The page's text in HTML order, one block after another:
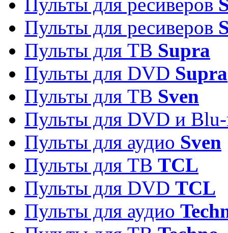
Пульты для ресиверов
Пульты для ТВ Supra
Пульты для DVD Supra
Пульты для ТВ Sven
Пульты для DVD и
Пульты для аудио Sven
Пульты для ТВ TCL
Пульты для DVD TCL
Пульты для аудио